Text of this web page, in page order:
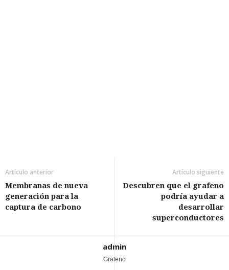
Artículo anterior
Membranas de nueva
generación para la
captura de carbono
Artículo siguiente
Descubren que el grafeno
podría ayudar a
desarrollar
superconductores
admin
Grafeno